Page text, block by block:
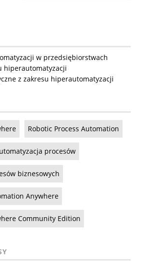
w przedsiębiorstwach
hiperautomatyzacji
z zakresu hiperautomatyzacji
Robotic Process Automation
procesów
biznesowych
Anywhere
Community Edition